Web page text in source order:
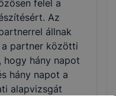
felel a
Az
állnak
a partner közötti
hogy hány napot
hány napot a
alapvizsgát